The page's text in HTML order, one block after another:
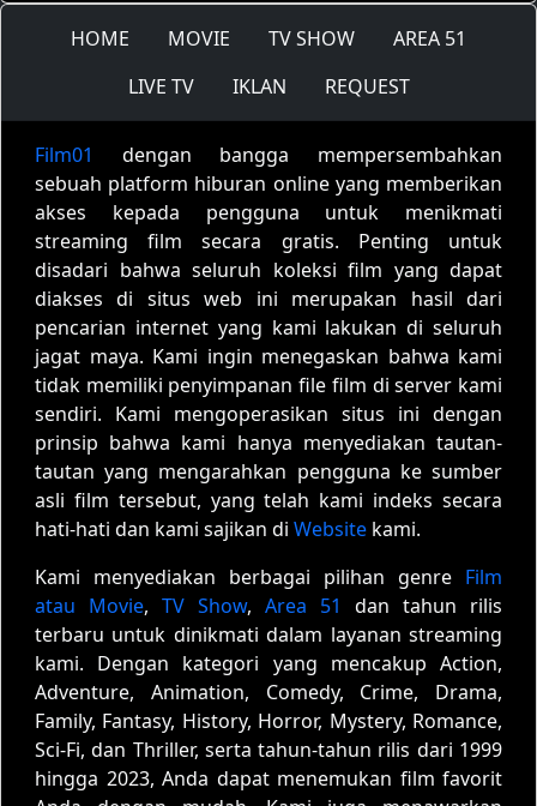
HOME MOVIE TV SHOW
AREA 51
LIVE TV
IKLAN REQUEST
Film01
dengan bangga mempersembahkan
sebuah platform hiburan online yang memberikan
akses kepada pengguna untuk menikmati
streaming film secara gratis. Penting untuk
disadari bahwa seluruh koleksi film yang dapat
diakses di situs web ini merupakan hasil dari
pencarian internet yang kami lakukan di seluruh
jagat maya. Kami ingin menegaskan bahwa kami
tidak memiliki penyimpanan file film di server kami
sendiri. Kami mengoperasikan situs ini dengan
prinsip bahwa kami hanya menyediakan tautan-
tautan yang mengarahkan pengguna ke sumber
asli film tersebut, yang telah kami indeks secara
hati-hati dan kami sajikan di Website kami.
Kami menyediakan berbagai pilihan genre Film
atau Movie, TV Show, Area 51
dan tahun rilis
terbaru untuk dinikmati dalam layanan streaming
kami. Dengan kategori yang mencakup Action,
Adventure, Animation, Comedy, Crime, Drama,
Family, Fantasy, History, Horror, Mystery, Romance,
Sci-Fi, dan Thriller, serta tahun-tahun rilis dari 1999
hingga 2023, Anda dapat menemukan film favorit